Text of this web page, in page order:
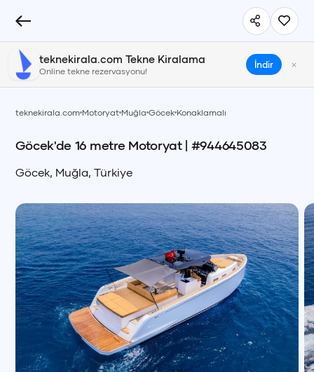
teknekirala.com Tekne Kiralama
Online tekne rezervasyonu!
İndir ×
teknekirala.com Motoryat Muğla Göcek Konaklamalı
Göcek'de 16 metre Motoryat| #944645083
Göcek, Muğla,Türkiye